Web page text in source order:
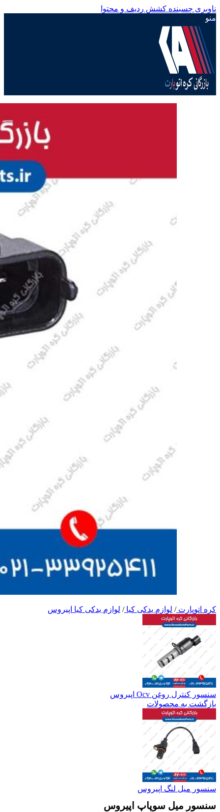
ناوبری چسبنده کشش ردیف و محتوا
منو
کره اتوپارت/ لوازم یدکی کیا/ لوازم یدکی کیا اپیروس
سنسور کنترل روغن Ocv اپیروس
بازگشت به محصولات
سنسور میل لنگ اپیروس
سنسور میل سوپاپ اپیروس